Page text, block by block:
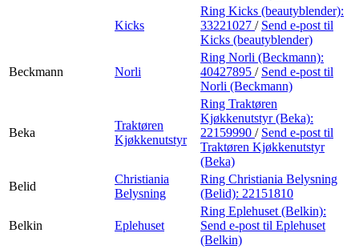
Kicks
Ring Kicks (beautyblender):
33221027 / Send e-post til
Kicks (beautyblender)
Beckmann Norli
Ring Norli (Beckmann):
40427895 / Send e-post til
Norli (Beckmann)
Beka
Traktøren
Kjøkkenutstyr
Ring Traktøren
Kjøkkenutstyr (Beka):
22159990 / Send e-post til
Traktøren Kjøkkenutstyr
(Beka)
Belid
Christiania
Belysning
Ring Christiania Belysning
(Belid): 22151810
Belkin Eplehuset
Ring Eplehuset (Belkin):
Send e-post til Eplehuset
(Belkin)